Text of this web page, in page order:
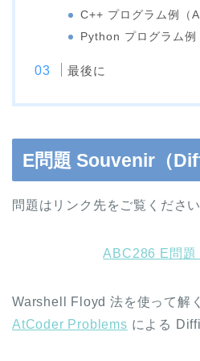
C++ プログラム例（
Python プログラム例
最後に
E問題 Souvenir（
問題はリンク先をご覧ください
ABC286 E問
Warshell Floyd 法を使って解
AtCoder Problems による